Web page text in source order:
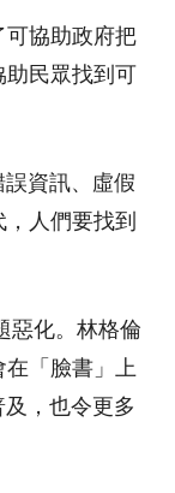
可協助政府把
助民眾找到可
資訊、虛假
人們要找到
惡化。林格倫
「臉書」上
，也令更多